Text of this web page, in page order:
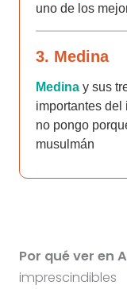
uno de los
3. Medina
Medinay sus
importantes del
no pongo
musulmán
Por qué ver en
imprescindibles